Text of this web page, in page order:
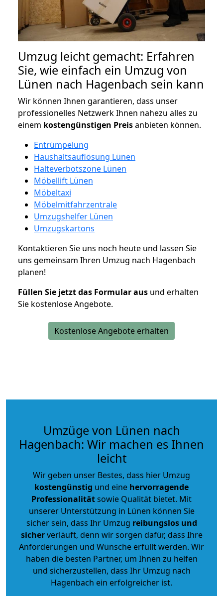
Umzug leicht gemacht: Erfahren
Sie, wie einfach ein Umzug von
Lünen nach Hagenbach sein kann
Wir können Ihnen garantieren, dass unser
professionelles Netzwerk Ihnen nahezu alles zu
einem kostengünstigen Preisanbieten können.
Entrümpelung
Haushaltsauflösung Lünen
Halteverbotszone Lünen
Möbellift Lünen
Möbeltaxi
Möbelmitfahrzentrale
Umzugshelfer Lünen
Umzugskartons
Kontaktieren Sie uns noch heute und lassen Sie
uns gemeinsam Ihren Umzug nach Hagenbach
planen!
Füllen Sie jetzt das Formular aus und erhalten
Sie kostenlose Angebote.
Kostenlose Angebote erhalten
Umzüge von Lünen nach
Hagenbach: Wir machen es Ihnen
leicht
Wir geben unser Bestes, dass hier Umzug
kostengünstig und eine hervorragende
Professionalitätsowie Qualität bietet. Mit
unserer Unterstützung in Lünen können Sie
sicher sein, dass Ihr Umzug reibungslos und
sicherverläuft, denn wir sorgen dafür, dass Ihre
Anforderungen und Wünsche erfüllt werden. Wir
haben die besten Partner, um Ihnen zu helfen
und sicherzustellen, dass Ihr Umzug nach
Hagenbach ein erfolgreicher ist.